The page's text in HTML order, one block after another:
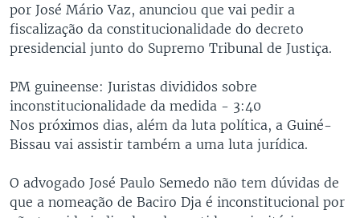
por José Mário Vaz, anunciou que vai pedir a
fiscalização da constitucionalidade do decreto
presidencial junto do Supremo Tribunal de Justiça.
PM guineense: Juristas divididos sobre
inconstitucionalidade da medida - 3:40
Nos próximos dias, além da luta política, a Guiné-
Bissau vai assistir também a uma luta jurídica.
O advogado José Paulo Semedo não tem dúvidas de
que a nomeação de Baciro Dja é inconstitucional por